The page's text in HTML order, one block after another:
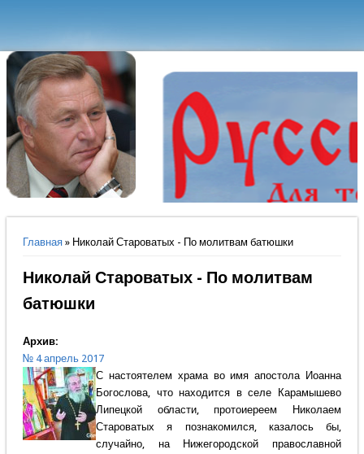
Вы здесь
Главная» Николай Староватых - По молитвам батюшки
Николай Староватых - По молитвам
батюшки
Архив:
№ 4 апрель 2017
С настоятелем храма во имя апостола Иоанна
Богослова, что находится в селе Карамышево
Липецкой области, протоиереем Николаем
Староватых я познакомился, казалось бы,
случайно, на Нижегородской православной